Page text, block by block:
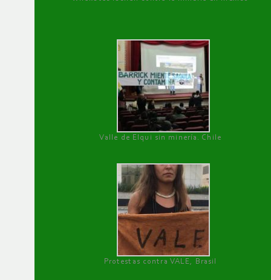
Valle de Elqui sin minería. Chile
Protestas contra VALE, Brasil